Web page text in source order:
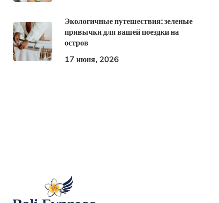
Экологичные путешествия: зеленые
привычки для вашей поездки на
остров
17 июня, 2026